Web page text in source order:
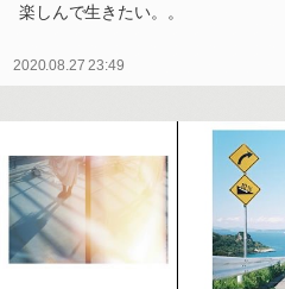
楽しんで生きたい。。
2020.08.27 23:49